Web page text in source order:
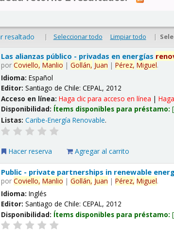
resaltado | Seleccionar todo Limpiar todo |
Las alianzas público - privadas en energías
porCoviello, Manlio |Gollán, Juan |Pérez, Miguel.
Idioma:Español
Editor:Santiago de Chile: CEPAL, 2012
Acceso en línea:Haga clic para acceso en línea |
Disponibilidad: Ítems disponibles para préstamo:
Listas: Caribe-Energía Renovable.
Hacer reserva Agregar al carrito
Public - private partnerships in renewable
porCoviello, Manlio |Gollán, Juan |Pérez, Miguel.
Idioma:Inglés
Editor:Santiago de Chile: CEPAL, 2012
Disponibilidad: Ítems disponibles para préstamo: